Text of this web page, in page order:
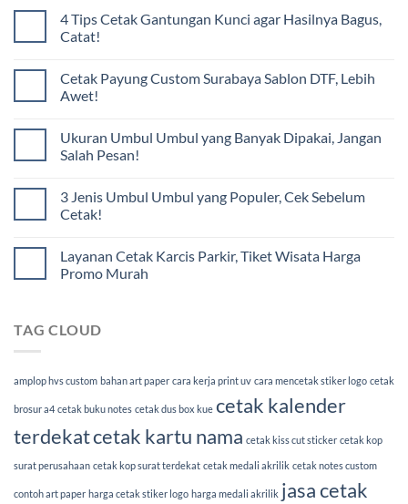
4 Tips Cetak Gantungan Kunci agar Hasilnya Bagus,
Catat!
Cetak Payung Custom Surabaya Sablon DTF, Lebih
Awet!
Ukuran Umbul Umbul yang Banyak Dipakai, Jangan
Salah Pesan!
3 Jenis Umbul Umbul yang Populer, Cek Sebelum
Cetak!
Layanan Cetak Karcis Parkir, Tiket Wisata Harga
Promo Murah
TAG CLOUD
amplop hvs custom bahan art paper cara kerja print uv cara mencetak stiker logo cetak
brosur a4 cetak buku notes cetak dus box kue cetak kalender
terdekatcetak kartu nama cetak kiss cut sticker cetak kop
surat perusahaan cetak kop surat terdekat cetak medali akrilik cetak notes custom
contoh art paper harga cetak stiker logo harga medali akrilik jasa cetak